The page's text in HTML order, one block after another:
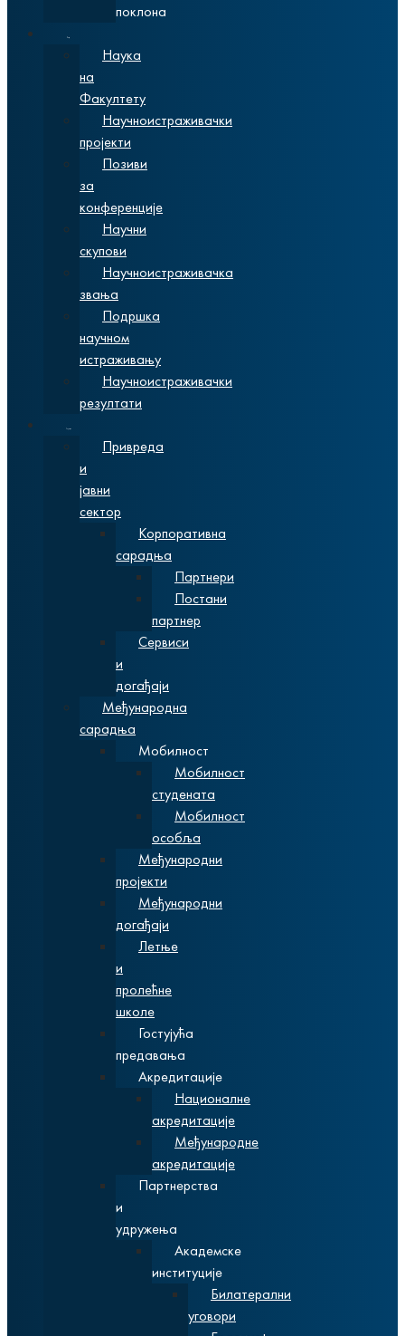
поклона
Наука
на
Факултету
Научноистраживачки
пројекти
Позиви
за
конференције
Научни
скупови
Научноистраживачка
звања
Подршка
научном
истраживању
Научноистраживачки
резултати
Привреда
и
јавни
сектор
Корпоративна
сарадња
Партнери
Постани
партнер
Сервиси
и
догађаји
Међународна
сарадња
Мобилност
Мобилност
студената
Мобилност
особља
Међународни
пројекти
Међународни
догађаји
Летње
и
пролећне
школе
Гостујућа
предавања
Акредитације
Националне
акредитације
Међународне
акредитације
Партнерства
и
удружења
Академске
институције
Билатерални
уговори